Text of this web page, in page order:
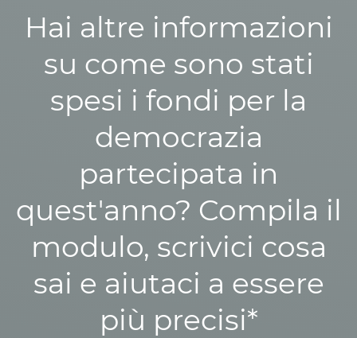
Hai altre informazioni
su come sono stati
spesi i fondi per la
democrazia
partecipata in
quest'anno? Compila il
modulo, scrivici cosa
sai e aiutaci a essere
più precisi*